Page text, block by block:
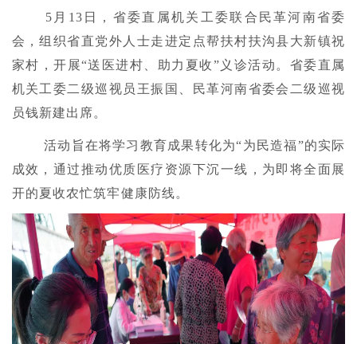
5月13日，省委直属机关工委联合民革河南省委
会，组织省直党外人士走进定点帮扶村扶沟县大新镇祝
家村，开展“送医进村、助力夏收”义诊活动。省委直属
机关工委二级巡视员王振国、民革河南省委会二级巡视
员钱新建出席。
活动旨在将学习教育成果转化为“为民造福”的实际
成效，通过推动优质医疗资源下沉一线，为即将全面展
开的夏收农忙筑牢健康防线。